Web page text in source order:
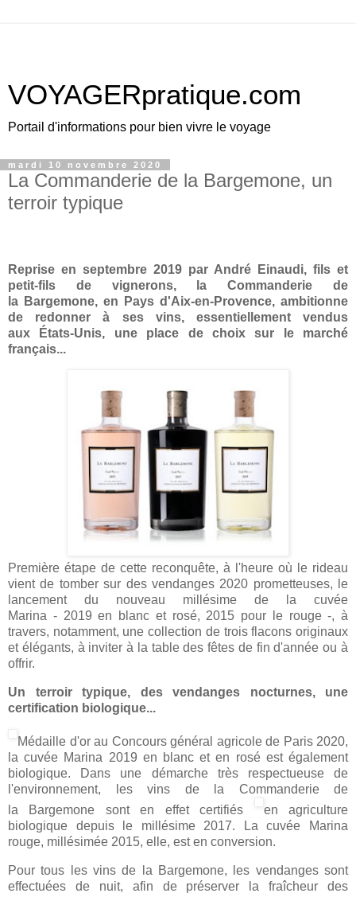
VOYAGERpratique.com
Portail d'informations pour bien vivre le voyage
mardi 10 novembre 2020
La Commanderie de la Bargemone, un
terroir typique
Reprise en septembre 2019 par André Einaudi, fils et
petit-fils de vignerons, la Commanderie de
la Bargemone, en Pays d'Aix-en-Provence, ambitionne
de redonner à ses vins, essentiellement vendus
aux États-Unis, une place de choix sur le marché
français...
Première étape de cette reconquête, à l'heure où le rideau
vient de tomber sur des vendanges 2020 prometteuses, le
lancement du nouveau millésime de la cuvée
Marina - 2019 en blanc et rosé, 2015 pour le rouge -, à
travers, notamment, une collection de trois flacons originaux
et élégants, à inviter à la table des fêtes de fin d'année ou à
offrir.
Un terroir typique, des vendanges nocturnes, une
certification biologique...
Médaille d'or au Concours général agricole de Paris 2020,
la cuvée Marina 2019 en blanc et en rosé est également
biologique. Dans une démarche très respectueuse de
l'environnement, les vins de la Commanderie de
la Bargemone sont en effet certifiés
en agriculture
biologique depuis le millésime 2017. La cuvée Marina
rouge, millésimée 2015, elle, est en conversion.
Pour tous les vins de la Bargemone, les vendanges sont
effectuées de nuit, afin de préserver la fraîcheur des